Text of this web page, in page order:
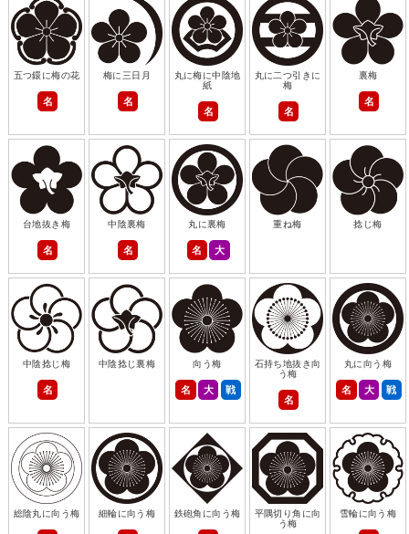
五つ鐶に梅の花
名
梅に三日月
名
丸に梅に中陰地
紙
名
丸に二つ引きに
梅
名
裏梅
名
台地抜き梅
名
中陰裏梅
名
丸に裏梅
名 大
重ね梅 捻じ梅
中陰捻じ梅
名
中陰捻じ裏梅 向う梅
名 大 戦
石持ち地抜き向
う梅
名
丸に向う梅
名 大 戦
総陰丸に向う梅 細輪に向う梅 鉄砲角に向う梅
平隅切り角に向
う梅
雪輪に向う梅